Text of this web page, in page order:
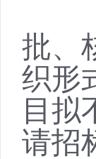
批、
织形
目拟
请招